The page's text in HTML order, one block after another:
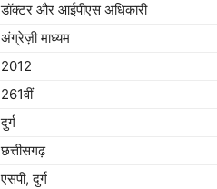
डॉक्टर और आईपीएस अधिकारी
अंग्रेज़ी माध्यम
2012
261वीं
दुर्ग
छत्तीसगढ़
एसपी, दुर्ग